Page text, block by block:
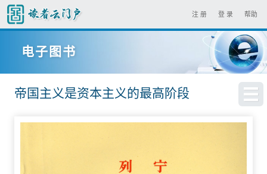
帮助
登 录
注 册
电子图书
帝国主义是资本主义的最高阶段